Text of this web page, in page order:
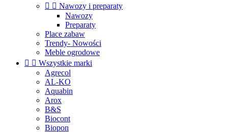
  Nawozy i preparaty
Nawozy
Preparaty
Place zabaw
Trendy- Nowości
Meble ogrodowe
  Wszystkie marki
Agrecol
AL-KO
Aquabin
Arox
B&S
Biocont
Biopon